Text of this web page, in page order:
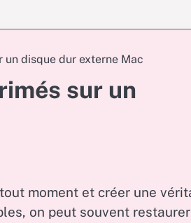
disque dur externe Mac
sur un
moment et créer une
on peut souvent